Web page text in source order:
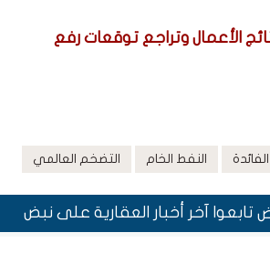
الأعمال وتراجع توقعات رفع
النفط الخام التضخم العالمي
تابعوا آخر أخبار العقارية على نبض